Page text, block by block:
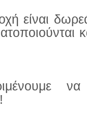
είναι
να